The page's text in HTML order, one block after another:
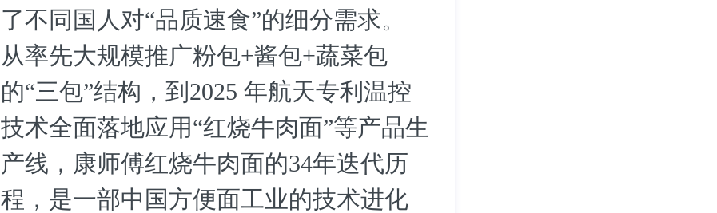
了不同国人对“品质速食”的细分需求。
从率先大规模推广粉包+酱包+蔬菜包
的“三包”结构，到2025 年航天专利温控
技术全面落地应用“红烧牛肉面”等产品生
产线，康师傅红烧牛肉面的34年迭代历
程，是一部中国方便面工业的技术进化